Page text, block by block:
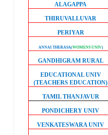
ALAGAPPA
THIRUVALLUVAR
PERIYAR
ANNAI THERASA(WOMENS UNIV)
GANDHIGRAM RURAL
EDUCATIONAL UNIV
(TEACHERS EDUCATION)
TAMIL THANJAVUR
PONDICHERY UNIV
VENKATESWARA UNIV